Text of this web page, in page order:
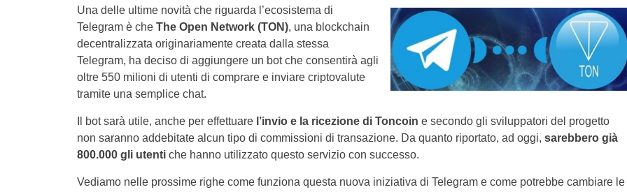
Una delle ultime novità che riguarda l’ecosistema di
Telegram è che The Open Network (TON), una blockchain
decentralizzata originariamente creata dalla stessa
Telegram, ha deciso di aggiungere un bot che consentirà agli
oltre 550 milioni di utenti di comprare e inviare criptovalute
tramite una semplice chat.
Il bot sarà utile, anche per effettuare l’invio e la ricezione di Toncoin e secondo gli sviluppatori del progetto
non saranno addebitate alcun tipo di commissioni di transazione. Da quanto riportato, ad oggi, sarebbero già
800.000 gli utentiche hanno utilizzato questo servizio con successo.
Vediamo nelle prossime righe come funziona questa nuova iniziativa di Telegram e come potrebbe cambiare le